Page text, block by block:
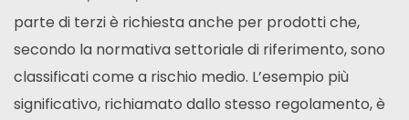
parte di terzi è richiesta anche per prodotti che,
secondo la normativa settoriale di riferimento, sono
classificati come a rischio medio. L’esempio più
significativo, richiamato dallo stesso regolamento, è